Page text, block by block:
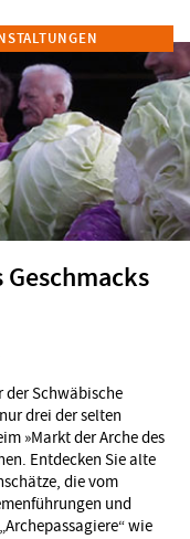
Schwäbische
drei der selten
»Markt der Arche des
Entdecken Sie alte
die vom
und
wie